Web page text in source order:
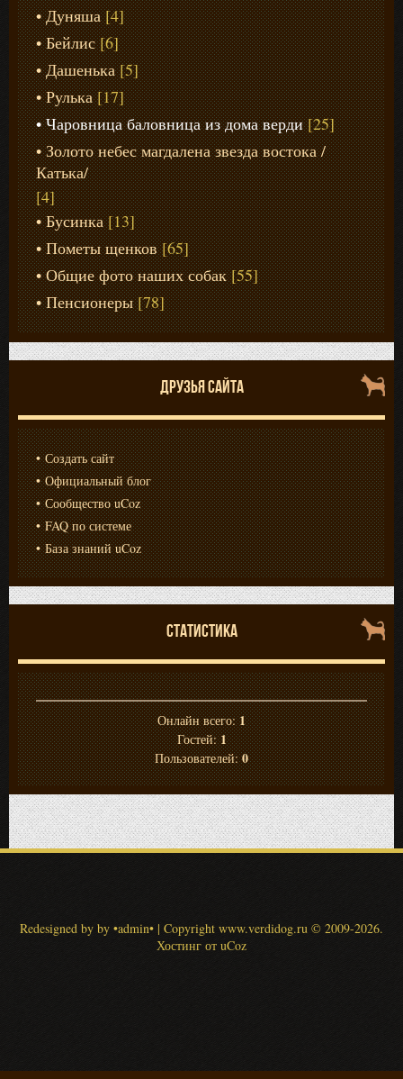
Дуняша [4]
Бейлис [6]
Дашенька [5]
Рулька [17]
Чаровница баловница из дома верди [25]
Золото небес магдалена звезда востока /
Катька/
[4]
Бусинка [13]
Пометы щенков [65]
Общие фото наших собак [55]
Пенсионеры [78]
ДРУЗЬЯ САЙТА
Создать сайт
Официальный блог
Сообщество uCoz
FAQ по системе
База знаний uCoz
СТАТИСТИКА
Онлайн всего:1
Гостей:1
Пользователей:0
Redesigned by by •admin• | Copyright www.verdidog.ru © 2009-2026.
Хостинг от uCoz